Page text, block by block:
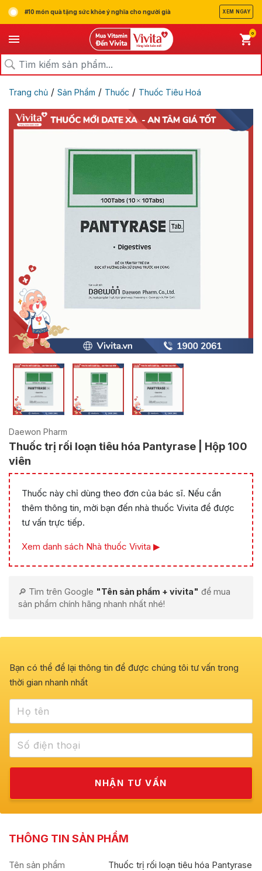
#10 món quà tặng sức khỏe ý nghĩa cho người già XEM NGAY
0
Trang chủ / Sản Phẩm / Thuốc / Thuốc Tiêu Hoá
Daewon Pharm
Thuốc trị rối loạn tiêu hóa Pantyrase | Hộp 100
viên
Thuốc này chỉ dùng theo đơn của bác sĩ. Nếu cần
thêm thông tin, mời bạn đến nhà thuốc Vivita để được
tư vấn trực tiếp.
Xem danh sách Nhà thuốc Vivita ▶
🔎 Tìm trên Google "Tên sản phẩm + vivita" để mua
sản phẩm chính hãng nhanh nhất nhé!
Bạn có thể để lại thông tin để được chúng tôi tư vấn trong
thời gian nhanh nhất
THÔNG TIN SẢN PHẨM
Tên sản phẩm Thuốc trị rối loạn tiêu hóa Pantyrase